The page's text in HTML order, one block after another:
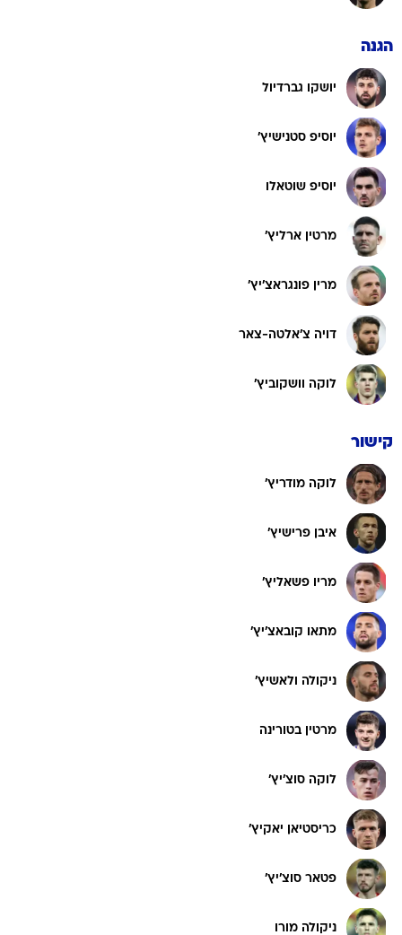
הגנה
יושקו גברדיול
יוסיפ סטנישיץ'
יוסיפ שוטאלו
מרטין ארליץ'
מרין פונגראצ'יץ'
דויה צ'אלטה-צאר
לוקה וושקוביץ'
קישור
לוקה מודריץ'
איבן פרישיץ'
מריו פשאליץ'
מתאו קובאצ'יץ'
ניקולה ולאשיץ'
מרטין בטורינה
לוקה סוצ'יץ'
כריסטיאן יאקיץ'
פטאר סוצ'יץ'
ניקולה מורו